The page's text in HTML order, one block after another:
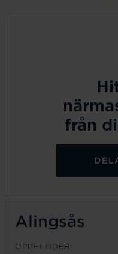
från
Alingsås
ÖPPETTIDER